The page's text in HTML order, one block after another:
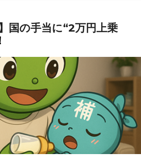
国の手当に“2万円上乗